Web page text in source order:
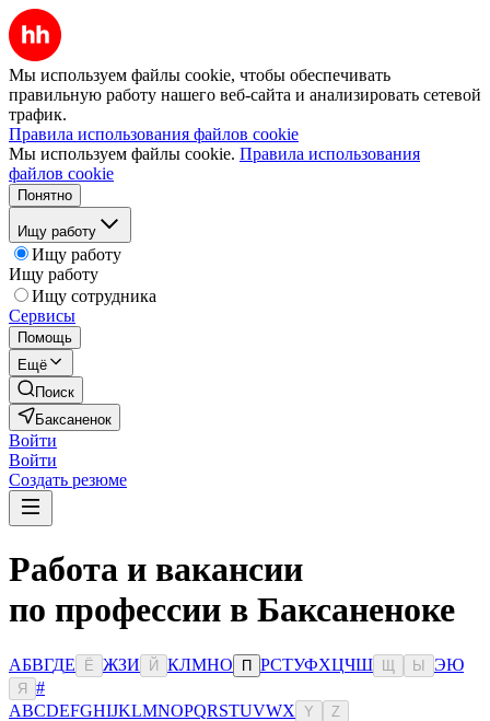
Мы используем файлы cookie, чтобы обеспечивать
правильную работу нашего веб-сайта и анализировать сетевой
трафик.
Правила использования файлов cookie
Мы используем файлы cookie. Правила использования
файлов cookie
Понятно
Ищу работу
Ищу работу
Ищу работу
Ищу сотрудника
Сервисы
Помощь
Ещё
Поиск
Баксаненок
Войти
Войти
Создать резюме
Работа и вакансии
по профессии в Баксаненоке
АБВГДЕ Ё ЖЗИ Й КЛМНО П РСТУФХЦЧШ Ы ЭЮ
Я
#
ABCDEFGHIJKLMNOPQRSTUVWX Y Z